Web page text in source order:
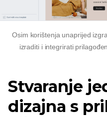
Osim korištenja unaprijed
izraditi i integrirati
Stvaranje
dizajna s